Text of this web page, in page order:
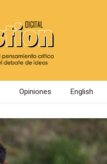
Opiniones English